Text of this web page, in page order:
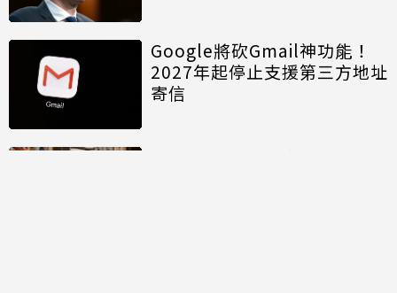
Google將砍Gmail神功能！
2027年起停止支援第三方地址
寄信